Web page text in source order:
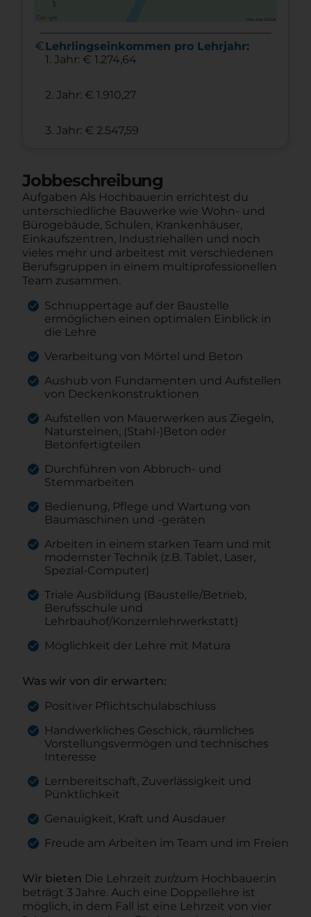
euroLehrlingseinkommen pro Lehrjahr:
1. Jahr: € 1.274,64
2. Jahr: € 1.910,27
3. Jahr: € 2.547,59
Jobbeschreibung
Aufgaben Als Hochbauer:in errichtest du
unterschiedliche Bauwerke wie Wohn- und
Bürogebäude, Schulen, Krankenhäuser,
Einkaufszentren, Industriehallen und noch
vieles mehr und arbeitest mit verschiedenen
Berufsgruppen in einem multiprofessionellen
Team zusammen.
Schnuppertage auf der Baustelle
ermöglichen einen optimalen Einblick in
die Lehre
Verarbeitung von Mörtel und Beton
Aushub von Fundamenten und Aufstellen
von Deckenkonstruktionen
Aufstellen von Mauerwerken aus Ziegeln,
Natursteinen, (Stahl-)Beton oder
Betonfertigteilen
Durchführen von Abbruch- und
Stemmarbeiten
Bedienung, Pflege und Wartung von
Baumaschinen und -geräten
Arbeiten in einem starken Team und mit
modernster Technik (z.B. Tablet, Laser,
Spezial-Computer)
Triale Ausbildung (Baustelle/Betrieb,
Berufsschule und
Lehrbauhof/Konzernlehrwerkstatt)
Möglichkeit der Lehre mit Matura
Was wir von dir erwarten:
Positiver Pflichtschulabschluss
Handwerkliches Geschick, räumliches
Vorstellungsvermögen und technisches
Interesse
Lernbereitschaft, Zuverlässigkeit und
Pünktlichkeit
Genauigkeit, Kraft und Ausdauer
Freude am Arbeiten im Team und im Freien
Wir bieten Die Lehrzeit zur/zum Hochbauer:in
beträgt 3 Jahre. Auch eine Doppellehre ist
möglich, in dem Fall ist eine Lehrzeit von vier